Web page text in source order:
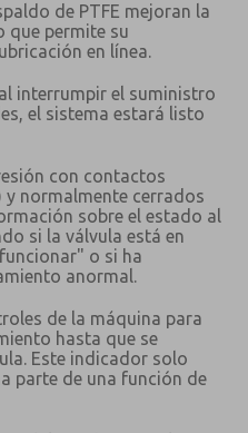
de PTFE mejoran la
que permite su
en línea.
interrumpir el suministro
el sistema estará listo
con contactos
normalmente cerrados
sobre el estado al
si la válvula está en
o si ha
anormal.
de la máquina para
hasta que se
Este indicador solo
parte de una función de
periódicas sobre
electrónicamente. Mis
destinados a
de contacto, acepto el